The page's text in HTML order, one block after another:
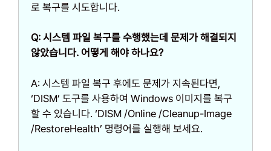
로 복구를 시도합니다.
Q: 시스템 파일 복구를 수행했는데 문제가 해결되지
않았습니다. 어떻게 해야 하나요?
A: 시스템 파일 복구 후에도 문제가 지속된다면,
‘DISM’ 도구를 사용하여 Windows 이미지를 복구
할 수 있습니다. ‘DISM /Online /Cleanup-Image
/RestoreHealth’ 명령어를 실행해 보세요.